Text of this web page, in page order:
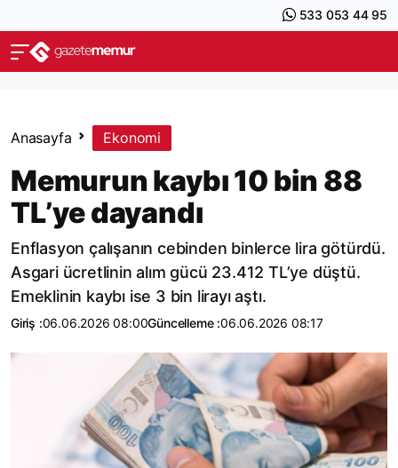
533 053 44 95
Anasayfa Ekonomi
Memurun kaybı 10 bin 88
TL’ye dayandı
Enflasyon çalışanın cebinden binlerce lira götürdü.
Asgari ücretlinin alım gücü 23.412 TL’ye düştü.
Emeklinin kaybı ise 3 bin lirayı aştı.
Giriş :06.06.2026 08:00Güncelleme :06.06.2026 08:17